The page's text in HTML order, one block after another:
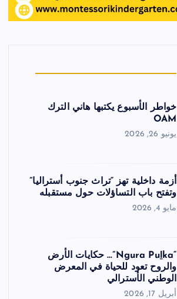
خواطر الأسبوع يكتبها هاني الترك
OAM
يونيو 26, 2026
أزمة داخلية تهز “تراث جنوب أستراليا”
وتفتح باب التساؤلات حول مستقبله
مايو 4, 2026
“Ngura Puḻka”… حكايات الأرض
والروح تعود للحياة في المعرض
الوطني الأسترالي
أبريل 17, 2026